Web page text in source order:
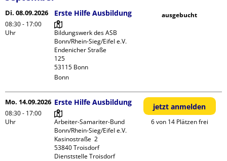
Di. 08.09.2026
08:30 - 17:00
Uhr
Erste Hilfe Ausbildung
Bildungswerk des ASB
Bonn/Rhein-Sieg/Eifel e.V.
Endenicher Straße
125
Bonn
ausgebucht
Mo. 14.09.2026
08:30 - 17:00
Uhr
Erste Hilfe Ausbildung
Arbeiter-Samariter-Bund
Bonn/Rhein-Sieg/Eifel e.V.
Kasinostraße  2
53840 Troisdorf
Dienststelle Troisdorf
jetzt anmelden
6 von 14 Plätzen frei